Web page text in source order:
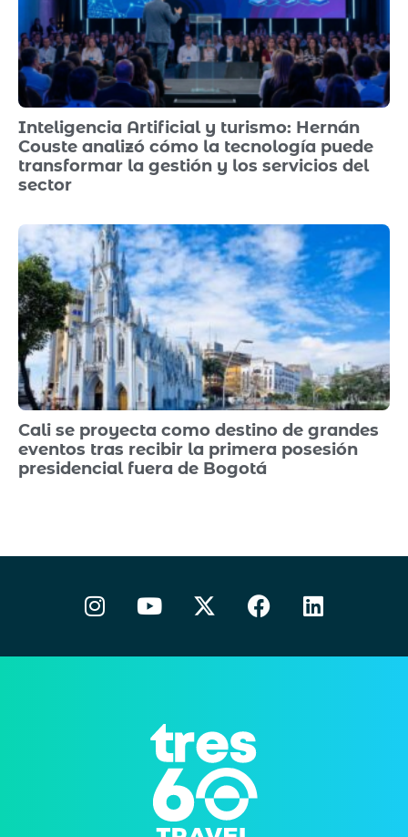
Inteligencia Artificial y turismo: Hernán
Couste analizó cómo la tecnología puede
transformar la gestión y los servicios del
sector
Cali se proyecta como destino de grandes
eventos tras recibir la primera posesión
presidencial fuera de Bogotá